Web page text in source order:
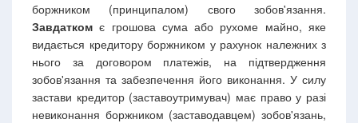
боржником (принципалом) свого зобов'язання.
Завдатком є грошова сума або рухоме майно, яке
видається кредитору боржником у рахунок належних з
нього за договором платежів, на підтвердження
зобов'язання та забезпечення його виконання. У силу
застави кредитор (заставоутримувач) має право у разі
невиконання боржником (заставодавцем) зобов'язань,